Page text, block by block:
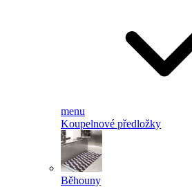
menu
Koupelnové předložky
Běhouny